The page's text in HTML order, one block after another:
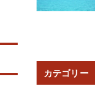
カテゴリー